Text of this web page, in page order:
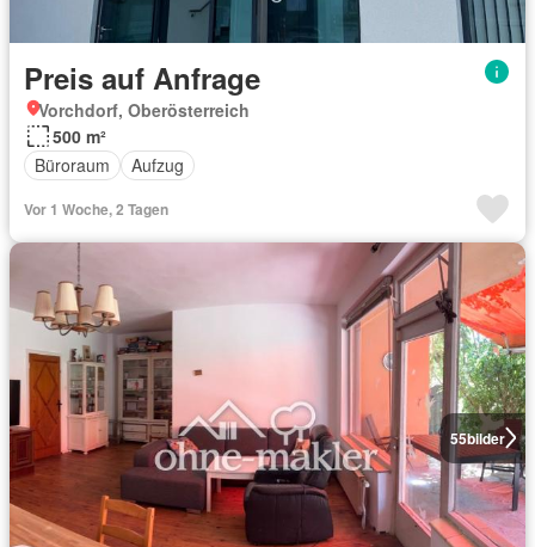
Preis auf Anfrage
Vorchdorf, Oberösterreich
500 m²
Büroraum
Aufzug
Vor 1 Woche, 2 Tagen
55bilder